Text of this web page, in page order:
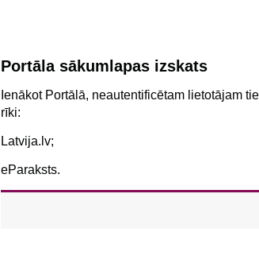
Portāla sākumlapas izskats
Ienākot Portālā, neautentificētam lietotājam
rīki:
Latvija.lv;
eParaksts.